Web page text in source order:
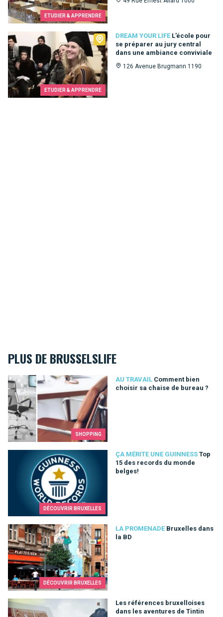
ETUDIER & APPRENDRE
ETUDIER & APPRENDRE
DREAM YOUR LIFE L’école pour
se préparer au jury central
dans une ambiance conviviale
126 Avenue Brugmann 1190
Dream Your Life
PLUS DE BRUSSELSLIFE
SHOPPING
AU TRAVAIL Comment bien
choisir sa chaise de bureau ?
Comment bien choisir sa chaise de bureau ?
DÉCOUVRIR BRUXELLES
ÇA MÉRITE UNE GUINNESS Top
15 des records du monde
belges!
Top 15 des records du monde belges!
DÉCOUVRIR BRUXELLES
LA PROMENADE Bruxelles dans
la BD
Bruxelles dans la BD
Les références bruxelloises
dans les aventures de Tintin
Les références bruxelloises dans les aventures de Tintin